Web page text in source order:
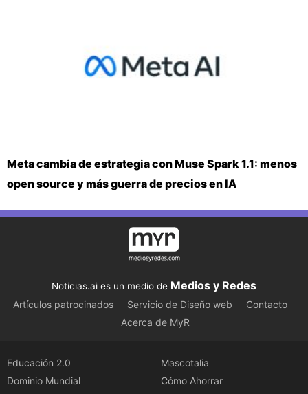
Meta cambia de estrategia con Muse Spark 1.1: menos
open source y más guerra de precios en IA
Noticias.ai es un medio de Medios y Redes
Artículos patrocinados Servicio de Diseño web
Contacto
Acerca de MyR
Educación 2.0
Dominio Mundial
Mascotalia
Cómo Ahorrar